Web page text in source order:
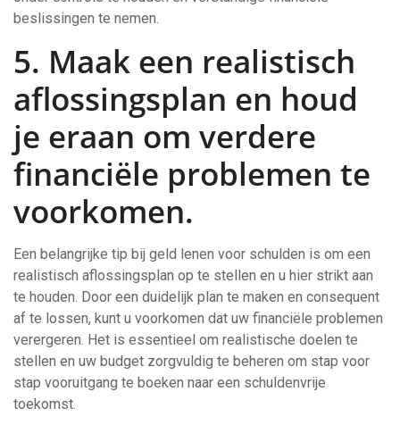
beslissingen te nemen.
5. Maak een realistisch
aflossingsplan en houd
je eraan om verdere
financiële problemen te
voorkomen.
Een belangrijke tip bij geld lenen voor schulden is om een
realistisch aflossingsplan op te stellen en u hier strikt aan
te houden. Door een duidelijk plan te maken en consequent
af te lossen, kunt u voorkomen dat uw financiële problemen
verergeren. Het is essentieel om realistische doelen te
stellen en uw budget zorgvuldig te beheren om stap voor
stap vooruitgang te boeken naar een schuldenvrije
toekomst.